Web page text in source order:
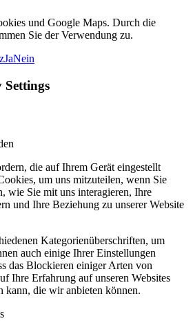
und Google Maps. Durch die
Sie der Verwendung zu.
JaNein
Settings
die auf Ihrem Gerät eingestellt
um uns mitzuteilen, wenn Sie
wie Sie mit uns interagieren, Ihre
und Ihre Beziehung zu unserer Website
Kategorienüberschriften, um
auch einige Ihrer Einstellungen
das Blockieren einiger Arten von
Ihre Erfahrung auf unseren Websites
kann, die wir anbieten können.